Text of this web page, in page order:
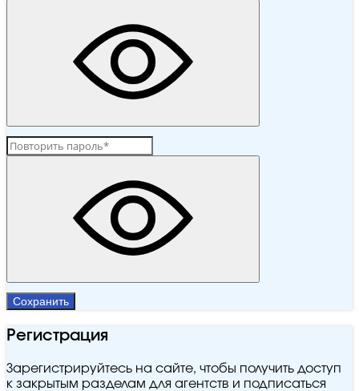
Сохранить
Регистрация
Зарегистрируйтесь на сайте, чтобы получить доступ
к закрытым разделам для агентств и подписаться